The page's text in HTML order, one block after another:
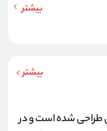
بیشتر
بیشتر
طراحی شده است و در